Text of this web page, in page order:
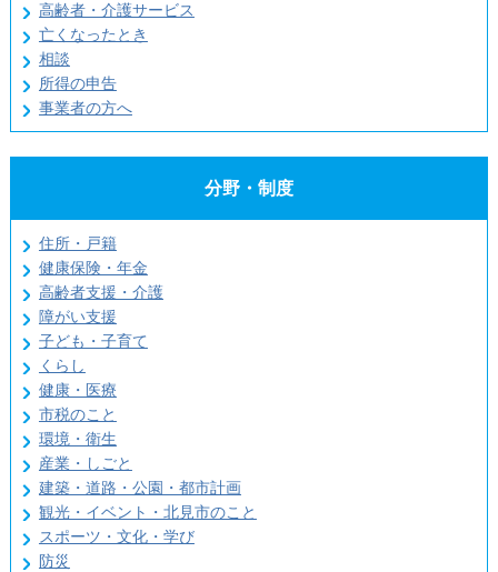
高齢者・介護サービス
亡くなったとき
相談
所得の申告
事業者の方へ
分野・制度
住所・戸籍
健康保険・年金
高齢者支援・介護
障がい支援
子ども・子育て
くらし
健康・医療
市税のこと
環境・衛生
産業・しごと
建築・道路・公園・都市計画
観光・イベント・北見市のこと
スポーツ・文化・学び
防災